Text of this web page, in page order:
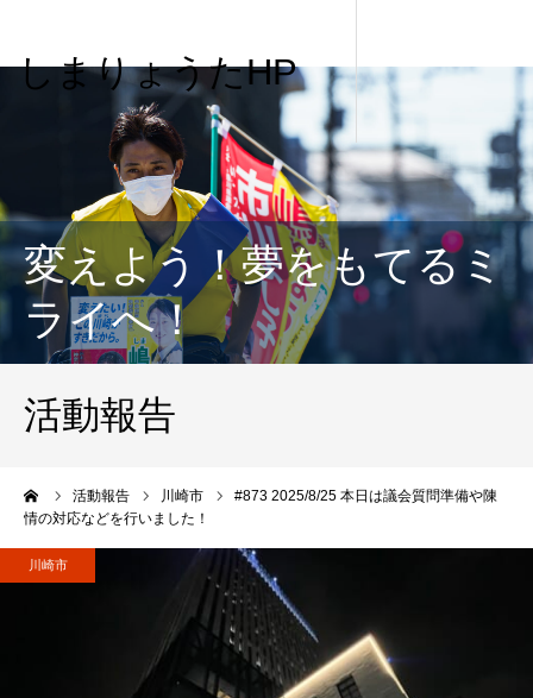
しまりょうたHP
変えよう！夢をもてるミ
ライへ！
活動報告
活動報告 川崎市
#873 2025/8/25 本日は議会質問準備や陳
情の対応などを行いました！
川崎市